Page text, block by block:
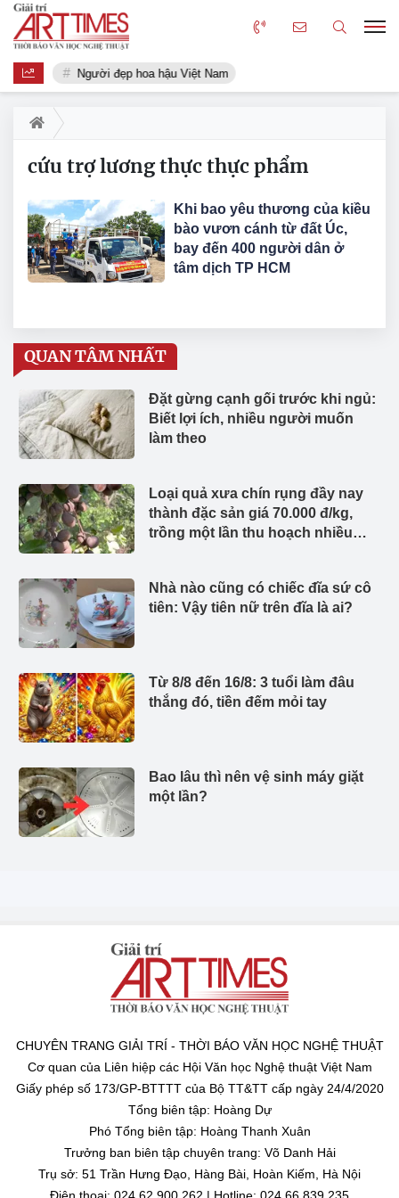
Người đẹp hoa hậu Việt Nam
cứu trợ lương thực thực phẩm
Khi bao yêu thương của kiều
bào vươn cánh từ đất Úc,
bay đến 400 người dân ở
tâm dịch TP HCM
QUAN TÂM NHẤT
Đặt gừng cạnh gối trước khi ngủ:
Biết lợi ích, nhiều người muốn
làm theo
Loại quả xưa chín rụng đầy nay
thành đặc sản giá 70.000 đ/kg,
trồng một lần thu hoạch nhiều
Nhà nào cũng có chiếc đĩa sứ cô
tiên: Vậy tiên nữ trên đĩa là ai?
Từ 8/8 đến 16/8: 3 tuổi làm đâu
thắng đó, tiền đếm mỏi tay
Bao lâu thì nên vệ sinh máy giặt
một lần?
CHUYÊN TRANG GIẢI TRÍ - THỜI BÁO VĂN HỌC NGHỆ THUẬT
Cơ quan của Liên hiệp các Hội Văn học Nghệ thuật Việt Nam
Giấy phép số 173/GP-BTTTT của Bộ TT&TT cấp ngày 24/4/2020
Tổng biên tập: Hoàng Dự
Phó Tổng biên tập: Hoàng Thanh Xuân
Trưởng ban biên tập chuyên trang: Võ Danh Hải
Trụ sở: 51 Trần Hưng Đạo, Hàng Bài, Hoàn Kiếm, Hà Nội